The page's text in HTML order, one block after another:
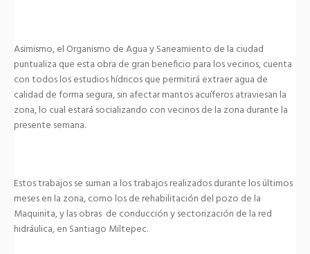
Asimismo, el Organismo de Agua y Saneamiento de la ciudad
puntualiza que esta obra de gran beneficio para los vecinos, cuenta
con todos los estudios hídricos que permitirá extraer agua de
calidad de forma segura, sin afectar mantos acuíferos atraviesan la
zona, lo cual estará socializando con vecinos de la zona durante la
presente semana.
Estos trabajos se suman a los trabajos realizados durante los últimos
meses en la zona, como los de rehabilitación del pozo de la
Maquinita, y las obras de conducción y sectorización de la red
hidráulica, en Santiago Miltepec.